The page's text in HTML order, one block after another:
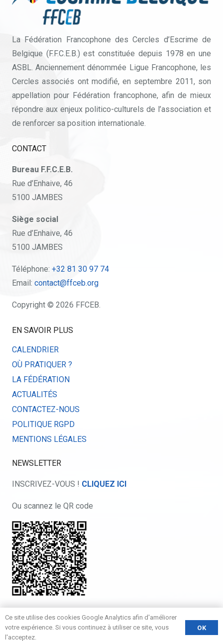
La Fédération Francophone des Cercles d’Escrime de
Belgique (F.F.C.E.B.) est constituée depuis 1978 en une
ASBL. Anciennement dénommée Ligue Francophone, les
Cercles associés ont modifié, en septembre 2011, son
appellation pour Fédération francophone, afin de mieux
répondre aux enjeux politico-culturels de l’association et
de renforcer sa position internationale.
CONTACT
Bureau F.F.C.E.B.
Rue d’Enhaive, 46
5100 JAMBES
Siège social
Rue d’Enhaive, 46
5100 JAMBES
Téléphone: +32 81 30 97 74
Email: contact@ffceb.org
Copyright © 2026 FFCEB.
EN SAVOIR PLUS
CALENDRIER
OÙ PRATIQUER ?
LA FÉDÉRATION
ACTUALITÉS
CONTACTEZ-NOUS
POLITIQUE RGPD
MENTIONS LÉGALES
NEWSLETTER
INSCRIVEZ-VOUS ! CLIQUEZ ICI
Ou scannez le QR code
Création de ce site Internet par l’agence web Atome 9en
Ce site utilise des cookies Google Analytics afin d'améliorer
votre expérience. Si vous continuez à utiliser ce site, vous
l'acceptez.
OK